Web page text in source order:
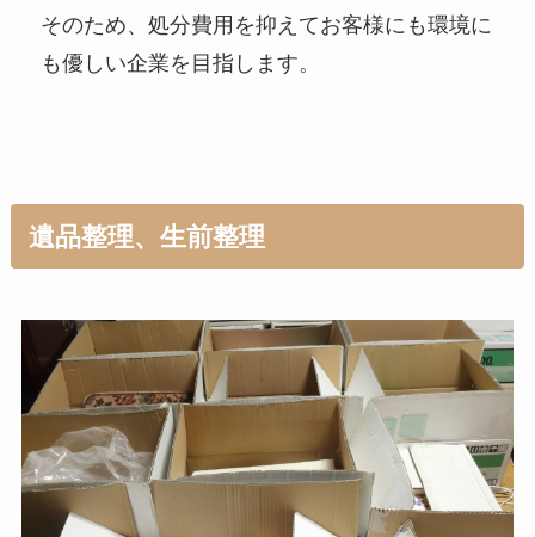
そのため、処分費用を抑えてお客様にも環境に
も優しい企業を目指します。
遺品整理、生前整理